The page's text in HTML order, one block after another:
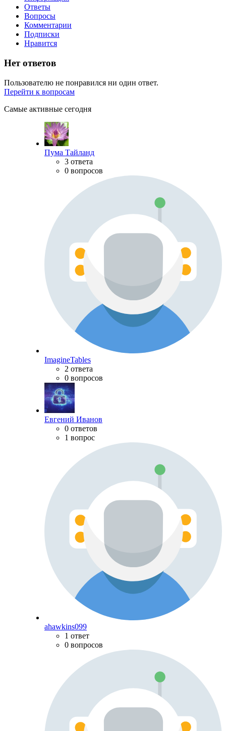
Ответы
Вопросы
Комментарии
Подписки
Нравится
Нет ответов
Пользователю не понравился ни один ответ.
Перейти к вопросам
Самые активные сегодня
Пума Тайланд
3 ответа
0 вопросов
ImagineTables
2 ответа
0 вопросов
Евгений Иванов
0 ответов
1 вопрос
ahawkins099
1 ответ
0 вопросов